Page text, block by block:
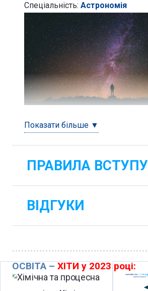
Спеціальність: Астрономія
Показати більше ▼
ПРАВИЛА ВСТУПУ
ВІДГУКИ
ОСВІТА – ХІТИ у 2023 році: